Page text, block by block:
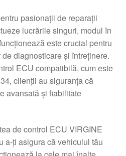
pasionații de reparații
lucrările singuri, modul în
este crucial pentru
diagnosticare și întreținere.
ECU compatibilă, cum este
clienții au siguranța că
avansată și fiabilitate
de control ECU VIRGINE
a-ți asigura că vehiculul tău